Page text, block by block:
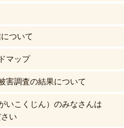
ついて
マップ
害調査の結果について
いこくじん）のみなさんは
い